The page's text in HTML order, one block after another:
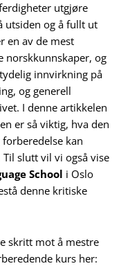
utgjøre
utsiden og å fullt ut
en av de mest
norskkunnskaper, og
innvirkning på
og generell
I denne artikkelen
er så viktig, hva den
kan
slutt vil vi også vise
School i Oslo
denne kritiske
skritt mot å mestre
kurs her: